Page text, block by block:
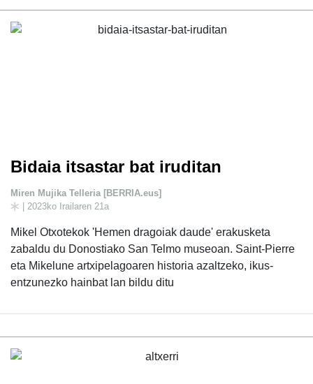
Bidaia itsastar bat iruditan
Miren Mujika Telleria [BERRIA.eus]
| 2023ko Irailaren 21a
Mikel Otxotekok 'Hemen dragoiak daude' erakusketa
zabaldu du Donostiako San Telmo museoan. Saint-Pierre
eta Mikelune artxipelagoaren historia azaltzeko, ikus-
entzunezko hainbat lan bildu ditu